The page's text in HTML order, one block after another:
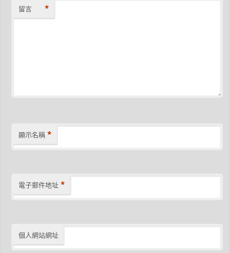
留言 *
顯示名稱 *
電子郵件地址 *
個人網站網址